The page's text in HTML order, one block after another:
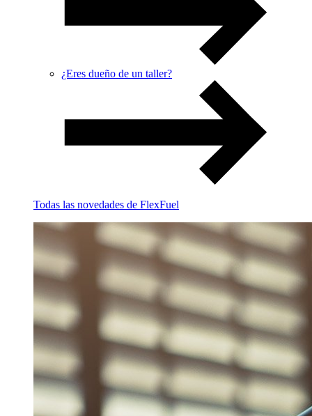
¿Eres dueño de un taller?
Todas las novedades de FlexFuel